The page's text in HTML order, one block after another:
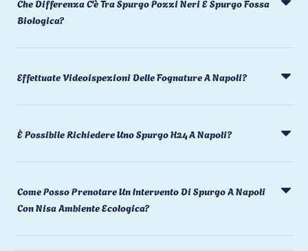
Biologica?
Effettuate Videoispezioni Delle Fognature A Napoli?
È Possibile Richiedere Uno Spurgo H24 A Napoli?
Come Posso Prenotare Un Intervento Di Spurgo A Napoli
Con Nisa Ambiente Ecologica?